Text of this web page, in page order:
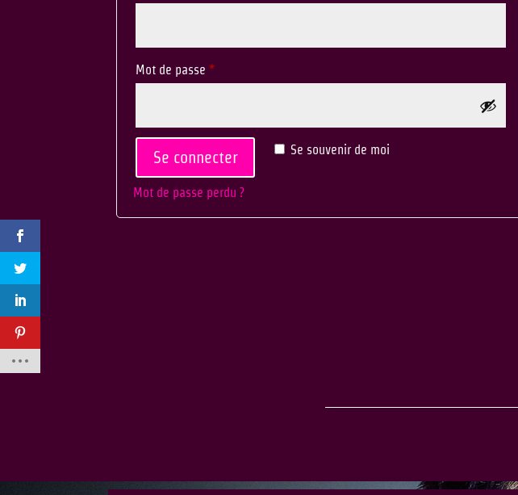
Mot de passe *
Se souvenir de moi
Se connecter
Mot de passe perdu ?